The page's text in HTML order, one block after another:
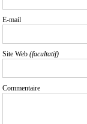
E-mail
Site Web (facultatif)
Commentaire